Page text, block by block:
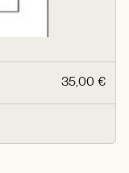
35,00 €